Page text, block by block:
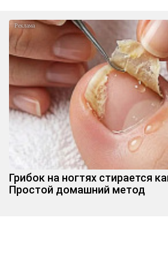
Грибок на ногтях стирается
Простой домашний метод